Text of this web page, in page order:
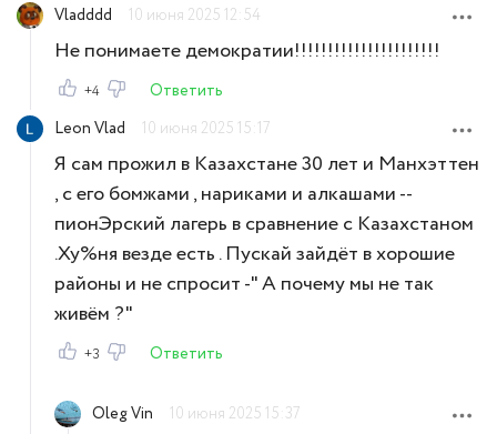
Vladddd
10 июня 2025 12:54
Не понимаете демократии!!!!!!!!!!!!!!!!!!!!!!
+4
Ответить
Leon Vlad
10 июня 2025 15:17
Я сам прожил в Казахстане 30 лет и Манхэттен
, с его бомжами , нариками и алкашами --
пионЭрский лагерь в сравнение с Казахстаном
.Ху%ня везде есть . Пускай зайдёт в хорошие
районы и не спросит -" А почему мы не так
живём ?"
+3 Ответить
Oleg Vin 10 июня 2025 15:37